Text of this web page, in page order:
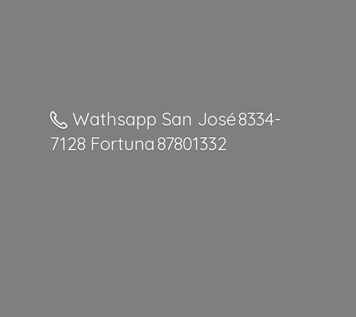
Wathsapp San José 8334-
7128 Fortuna 87801332